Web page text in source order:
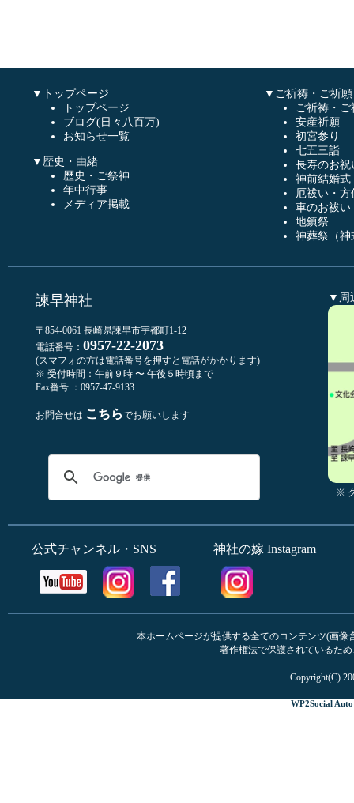
▼トップページ
トップページ
ブログ(日々八百万)
お知らせ一覧
▼歴史・由緒
歴史・ご祭神
年中行事
メディア掲載
▼ご祈祷・ご祈願
ご祈祷・ご
安産祈願
初宮参り
七五三詣
長寿のお祝
神前結婚式
厄祓い・方
車のお祓い
地鎮祭
神葬祭（神
諫早神社
〒854-0061 長崎県諫早市宇都町1-12
電話番号： 0957-22-2073
(スマフォの方は電話番号を押すと電話がかかります)
※ 受付時間：午前９時 〜 午後５時頃まで
Fax番号 ：0957-47-9133
お問合せは こちらでお願いします
▼周
※
公式チャンネル・SNS 神社の嫁 Instagram
本ホームページが提供する全てのコンテンツ(画
著作権法で保護されているた
Copyright(C)
WP2Social